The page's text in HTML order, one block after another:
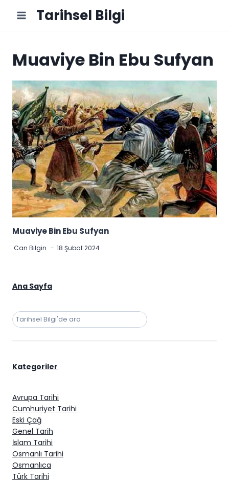
content
Tarihsel Bilgi
Muaviye Bin Ebu Sufyan
Muaviye Bin Ebu Sufyan
Can Bilgin 18 Şubat 2024
Ana Sayfa
Ara
Kategoriler
Avrupa Tarihi
Cumhuriyet Tarihi
Eski Çağ
Genel Tarih
İslam Tarihi
Osmanlı Tarihi
Osmanlıca
Türk Tarihi